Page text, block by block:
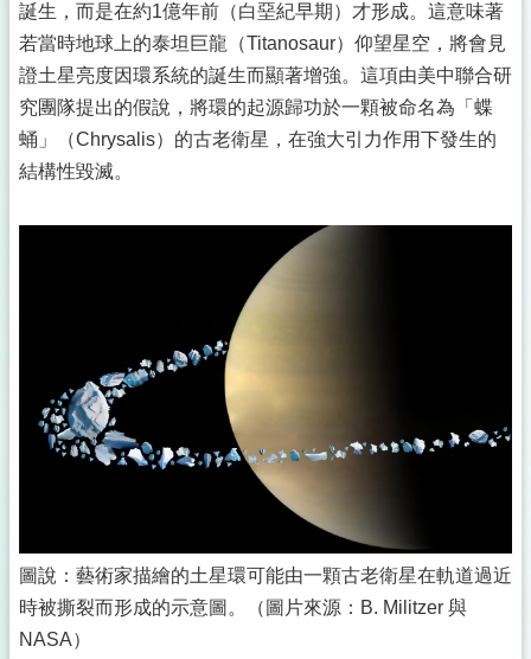
誕生，而是在約1億年前（白堊紀早期）才形成。這意味著
若當時地球上的泰坦巨龍（Titanosaur）仰望星空，將會見
證土星亮度因環系統的誕生而顯著增強。這項由美中聯合研
究團隊提出的假說，將環的起源歸功於一顆被命名為「蝶
蛹」（Chrysalis）的古老衛星，在強大引力作用下發生的
結構性毀滅。
圖說：藝術家描繪的土星環可能由一顆古老衛星在軌道過近
時被撕裂而形成的示意圖。（圖片來源：B. Militzer 與
NASA）